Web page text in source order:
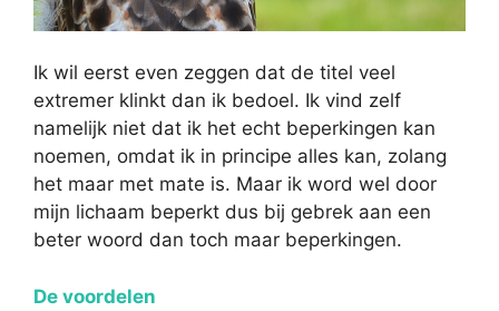
Ik wil eerst even zeggen dat de titel veel
extremer klinkt dan ik bedoel. Ik vind zelf
namelijk niet dat ik het echt beperkingen kan
noemen, omdat ik in principe alles kan, zolang
het maar met mate is. Maar ik word wel door
mijn lichaam beperkt dus bij gebrek aan een
beter woord dan toch maar beperkingen.
De voordelen